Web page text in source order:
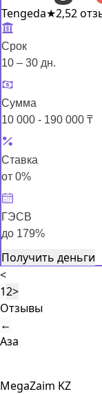
Tengeda★2,52
Срок
10 – 30 дн.
Сумма
10 000 - 190 000 ₸
Ставка
от 0%
ГЭСВ
до 179%
Получить деньги
<
12>
Отзывы
←
Аза
MegaZaim KZ